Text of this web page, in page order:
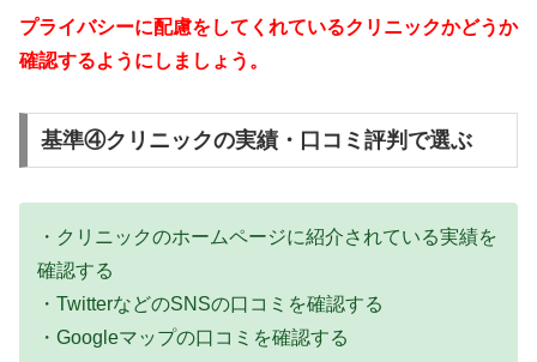
プライバシーに配慮をしてくれているクリニックかどうか
確認するようにしましょう。
基準④クリニックの実績・口コミ評判で選ぶ
・クリニックのホームページに紹介されている実績を
確認する
・TwitterなどのSNSの口コミを確認する
・Googleマップの口コミを確認する